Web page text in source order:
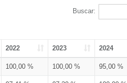
Buscar:
2022 2023 2024
100,00 % 100,00 % 95,00 %